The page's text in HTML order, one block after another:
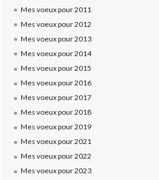
Mes voeux pour 2011
Mes voeux pour 2012
Mes voeux pour 2013
Mes voeux pour 2014
Mes voeux pour 2015
Mes voeux pour 2016
Mes voeux pour 2017
Mes voeux pour 2018
Mes voeux pour 2019
Mes voeux pour 2021
Mes voeux pour 2022
Mes voeux pour 2023